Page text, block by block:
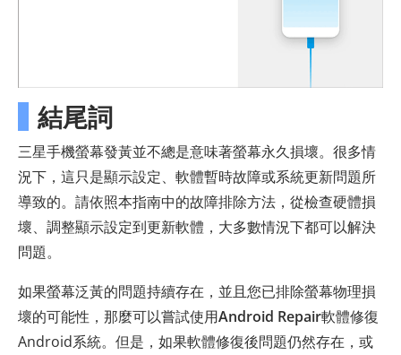
結尾詞
三星手機螢幕發黃並不總是意味著螢幕永久損壞。很多情
況下，這只是顯示設定、軟體暫時故障或系統更新問題所
導致的。請依照本指南中的故障排除方法，從檢查硬體損
壞、調整顯示設定到更新軟體，大多數情況下都可以解決
問題。
如果螢幕泛黃的問題持續存在，並且您已排除螢幕物理損
壞的可能性，那麼可以嘗試使用Android Repair軟體修復
Android系統。但是，如果軟體修復後問題仍然存在，或